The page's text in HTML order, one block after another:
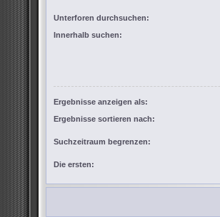
Unterforen durchsuchen:
Innerhalb suchen:
Ergebnisse anzeigen als:
Ergebnisse sortieren nach:
Suchzeitraum begrenzen:
Die ersten: